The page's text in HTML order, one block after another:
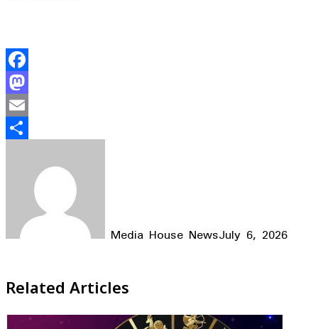
Facebook
Mastodon
Email
Media House NewsJuly 6, 2026
Related Articles